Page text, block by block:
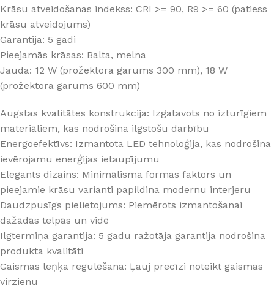
Krāsu atveidošanas indekss: CRI >= 90, R9 >= 60 (patiess
krāsu atveidojums)
Garantija: 5 gadi
Pieejamās krāsas: Balta, melna
Jauda: 12 W (prožektora garums 300 mm), 18 W
(prožektora garums 600 mm)
Augstas kvalitātes konstrukcija: Izgatavots no izturīgiem
materiāliem, kas nodrošina ilgstošu darbību
Energoefektīvs: Izmantota LED tehnoloģija, kas nodrošina
ievērojamu enerģijas ietaupījumu
Elegants dizains: Minimālisma formas faktors un
pieejamie krāsu varianti papildina modernu interjeru
Daudzpusīgs pielietojums: Piemērots izmantošanai
dažādās telpās un vidē
Ilgtermiņa garantija: 5 gadu ražotāja garantija nodrošina
produkta kvalitāti
Gaismas leņķa regulēšana: Ļauj precīzi noteikt gaismas
virzienu